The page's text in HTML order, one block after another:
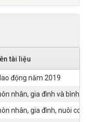
tài liệu
động năm 2019
nhân, gia đình và bình
nhân, gia đình, nuôi con